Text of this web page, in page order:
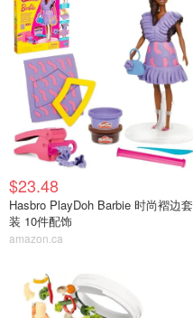
$23.48
Hasbro PlayDoh Barbie 时尚褶边套
装 10件配饰
amazon.ca